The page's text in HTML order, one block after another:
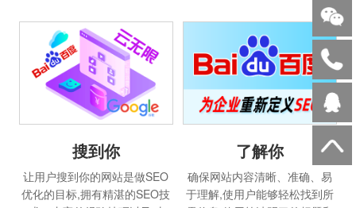
搜到你
让用户搜到你的网站是做SEO
优化的目标,拥有精湛的SEO技
了解你
确保网站内容清晰、准确、易
于理解,使用户能够轻松找到所